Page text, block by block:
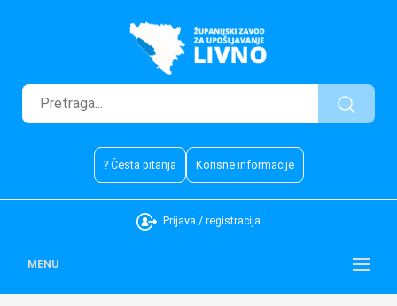
? Česta pitanja Korisne informacije
MENU
Prijava / registracija